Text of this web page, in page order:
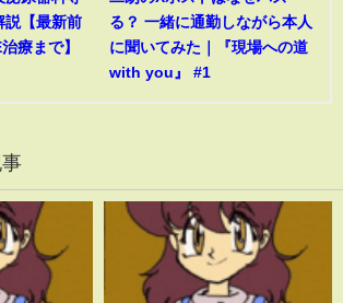
説【最新前
療まで】
る？ 一緒に通勤しながら本人
に聞いてみた｜『現場への道
with you』 #1